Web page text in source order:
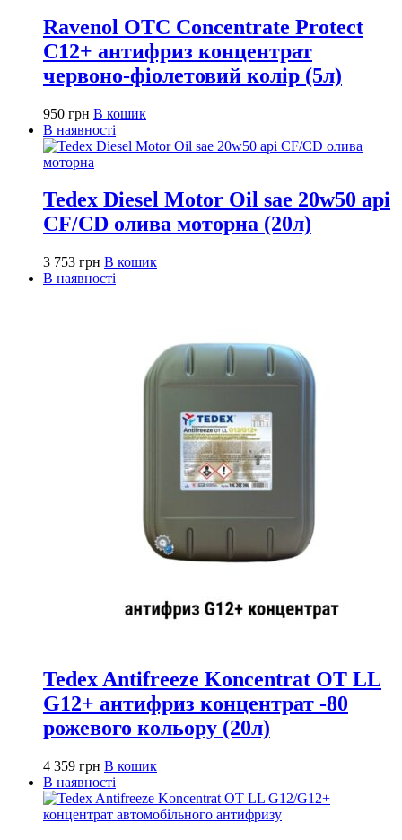
Ravenol OTC Concentrate Protect
C12+ антифриз концентрат
червоно-фіолетовий колір (5л)
950 грн В кошик
В наявності
Tedex Diesel Motor Oil sae 20w50 api
CF/CD олива моторна (20л)
3 753 грн В кошик
В наявності
Tedex Antifreeze Koncentrat OT LL
G12+ антифриз концентрат -80
рожевого кольору (20л)
4 359 грн В кошик
В наявності